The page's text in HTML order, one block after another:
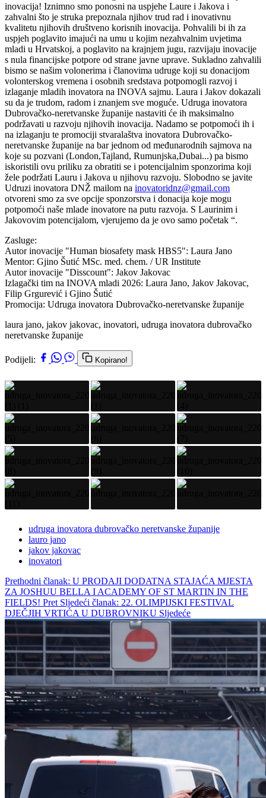
inovacija! Iznimno smo ponosni na uspjehe Laure i Jakova i
zahvalni što je struka prepoznala njihov trud rad i inovativnu
kvalitetu njihovih društveno korisnih inovacija. Pohvalili bi ih za
uspjeh poglavito imajući na umu u kojim nezahvalnim uvjetima
mladi u Hrvatskoj, a poglavito na krajnjem jugu, razvijaju inovacije
s nula financijske potpore od strane javne uprave. Sukladno zahvalili
bismo se našim volonerima i članovima udruge koji su donacijom
volonterskog vremena i osobnih sredstava potpomogli razvoj i
izlaganje mladih inovatora na INOVA sajmu. Laura i Jakov dokazali
su da je trudom, radom i znanjem sve moguće. Udruga inovatora
Dubrovačko-neretvanske županije nastaviti će ih maksimalno
podržavati u razvoju njihovih inovacija. Nadamo se potpomoći ih i
na izlaganju te promociji stvaralaštva inovatora Dubrovačko-
neretvanske županije na bar jednom od međunarodnih sajmova na
koje su pozvani (London,Tajland, Rumunjska,Dubai...) pa bismo
iskoristili ovu priliku za obratiti se i potencijalnim sponzorima koji
žele podržati Lauru i Jakova u njihovu razvoju. Slobodno se javite
Udruzi inovatora DNŽ mailom na inovatoridnz@gmail.com
otvoreni smo za sve opcije sponzorstva i donacija koje mogu
potpomoći naše mlade inovatore na putu razvoja. S Laurinim i
Jakovovim potencijalom, vjerujemo da je ovo samo početak “.
Zasluge:
Autor inovacije "Human biosafety mask HBS5": Laura Jano
Mentor: Gjino Šutić MSc. med. chem. / UR Institute
Autor inovacije "Disscount": Jakov Jakovac
Izlagački tim na INOVA mladi 2026: Laura Jano, Jakov Jakovac,
Filip Grgurević i Gjino Šutić
Promocija: Udruga inovatora Dubrovačko-neretvanske županije
laura jano, jakov jakovac, inovatori, udruga inovatora dubrovačko
neretvanske županije
Podijeli: Kopirano!
udruga inovatora dubrovačko neretvanske županije
lauro jano
jakov jakovac
inovatori
Prethodni članak: U PRODAJI DODATNA STAJAĆA MJESTA
ZA JOSHUU BELLA I ACADEMY OF ST MARTIN IN THE
FIELDS! Pret Sljedeći članak: 22. OLIMPIJSKI FESTIVAL
DJEČJIH VRTIĆA U DUBROVNIKU Sljedeće